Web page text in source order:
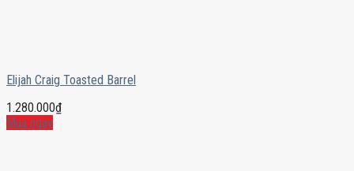
Elijah Craig Toasted Barrel
1.280.000₫
Mua ngay